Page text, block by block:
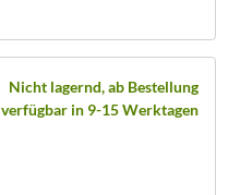
Nicht lagernd, ab Bestellung
verfügbar in 9-15 Werktagen